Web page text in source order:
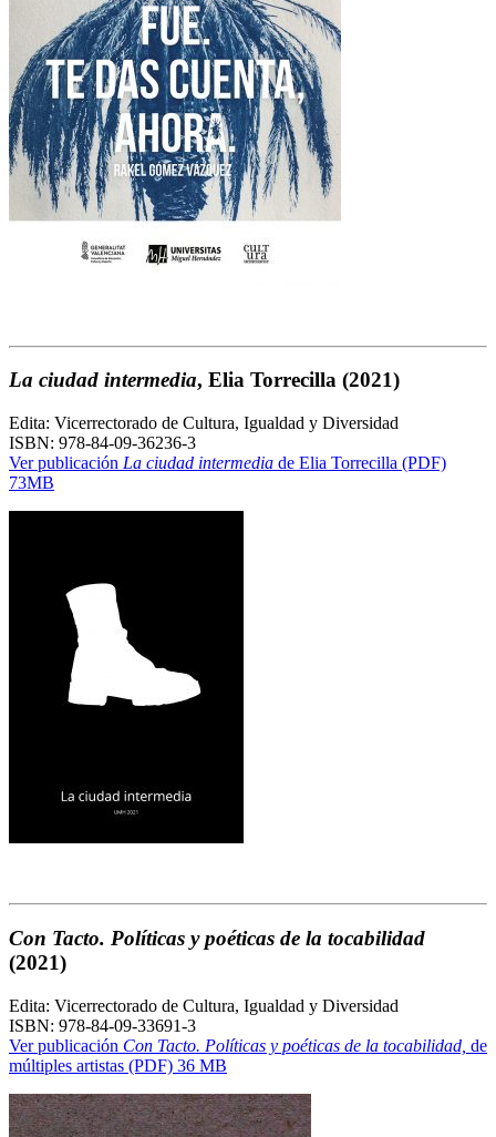
La ciudad intermedia, Elia Torrecilla (2021)
Edita: Vicerrectorado de Cultura, Igualdad y Diversidad
ISBN: 978-84-09-36236-3
Ver publicación La ciudad intermedia de Elia Torrecilla (PDF)
73MB
Con Tacto. Políticas y poéticas de la tocabilidad
(2021)
Edita: Vicerrectorado de Cultura, Igualdad y Diversidad
ISBN: 978-84-09-33691-3
Ver publicación Con Tacto. Políticas y poéticas de la tocabilidad, de
múltiples artistas (PDF) 36 MB